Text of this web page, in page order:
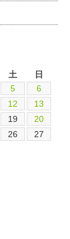
土
日
5
6
12
13
19
20
26
27